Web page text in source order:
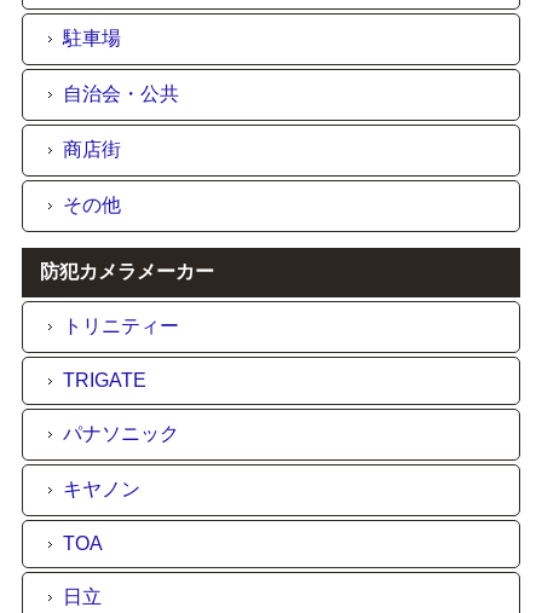
駐車場
自治会・公共
商店街
その他
防犯カメラメーカー
トリニティー
TRIGATE
パナソニック
キヤノン
TOA
日立